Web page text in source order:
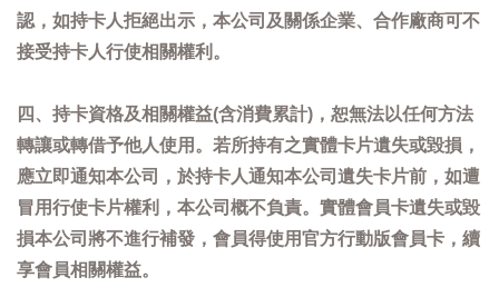
認，如持卡人拒絕出示，本公司及關係企業、合作廠商可不
接受持卡人行使相關權利。
四、持卡資格及相關權益(含消費累計)，恕無法以任何方法
轉讓或轉借予他人使用。若所持有之實體卡片遺失或毀損，
應立即通知本公司，於持卡人通知本公司遺失卡片前，如遭
冒用行使卡片權利，本公司概不負責。實體會員卡遺失或毀
損本公司將不進行補發，會員得使用官方行動版會員卡，續
享會員相關權益。